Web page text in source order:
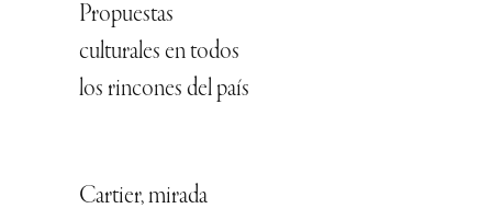
Propuestas
culturales en todos
los rincones del país
Cartier, mirada